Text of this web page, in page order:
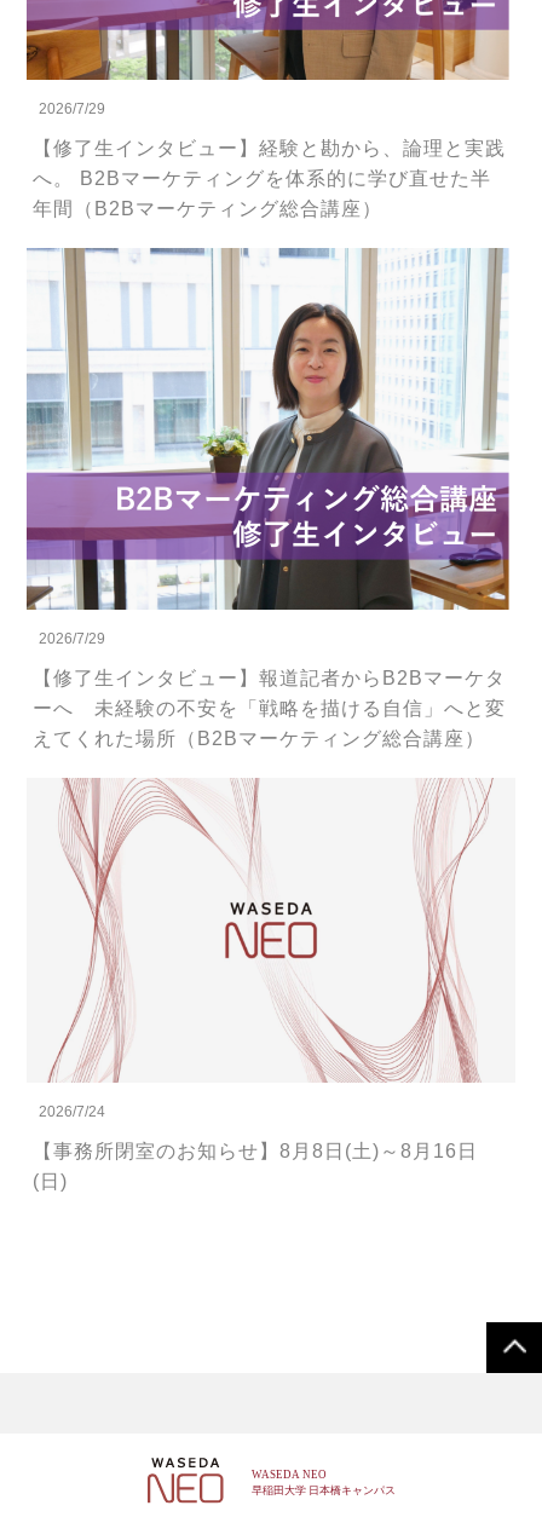
2026/7/29
【修了生インタビュー】経験と勘から、論理と実践
へ。 B2Bマーケティングを体系的に学び直せた半
年間（B2Bマーケティング総合講座）
2026/7/29
【修了生インタビュー】報道記者からB2Bマーケタ
ーへ 未経験の不安を「戦略を描ける自信」へと変
えてくれた場所（B2Bマーケティング総合講座）
2026/7/24
【事務所閉室のお知らせ】8月8日(土)～8月16日
(日)